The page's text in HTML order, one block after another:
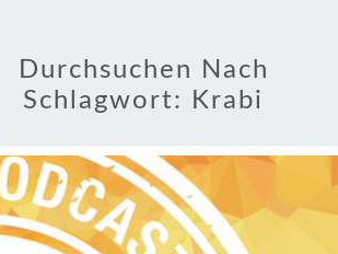
Durchsuchen Nach
Schlagwort:
Krabi